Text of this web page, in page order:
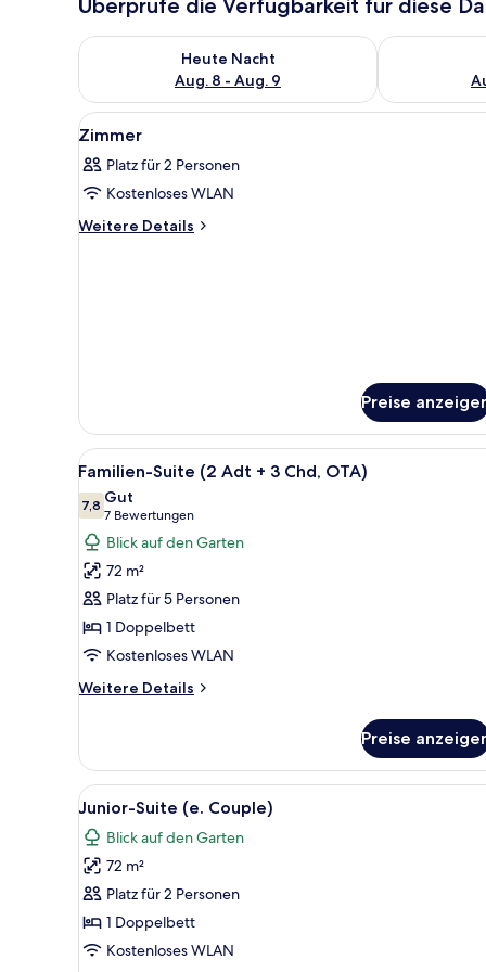
Heute Nacht
Aug. 8 - Aug. 9
Überprüfe die Verfügbarkeit für heute Nacht, Aug. 8
Überprüfe
Alle
Fotos
für
Zimmer
anzeigen
Ein Hotelzimmer mit Bett,
11
Zimmer
Platz für 2 Personen
Kostenloses WLAN
Weitere Details
Weitere
Preise
Alle
Fotos
für
Familien-
Suite
(2
Adt
+
3
Chd,
Eine überdachte Terrasse mit
9
Familien-Suite (2 Adt + 3 Chd, OTA)
7,87,8 von 10
Gut
7 Bewertungen
(7
Bewertungen)
Blick auf den Garten
72 m²
Platz für 5 Personen
1 Doppelbett
Kostenloses WLAN
Weitere Details
Weitere
Suite
(2
Adt
3
Chd,
OTA)
Preise
Alle
Fotos
für
Junior-
Suite
(e.
Couple)
Ein Schlafzimmer mit Bett,
3
Junior-Suite (e. Couple)
Blick auf den Garten
72 m²
Platz für 2 Personen
1 Doppelbett
Kostenloses WLAN